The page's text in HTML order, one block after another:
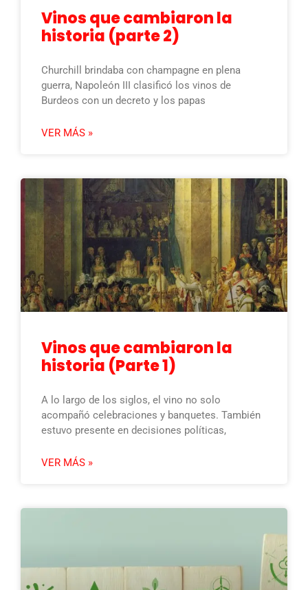
Vinos que cambiaron la
historia (parte 2)
Churchill brindaba con champagne en plena
guerra, Napoleón III clasificó los vinos de
Burdeos con un decreto y los papas
VER MÁS »
Vinos que cambiaron la
historia (Parte 1)
A lo largo de los siglos, el vino no solo
acompañó celebraciones y banquetes. También
estuvo presente en decisiones políticas,
VER MÁS »